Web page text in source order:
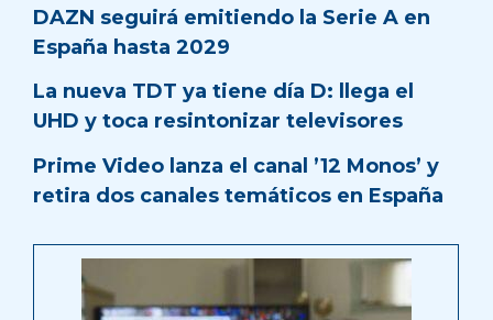
DAZN seguirá emitiendo la Serie A en
España hasta 2029
La nueva TDT ya tiene día D: llega el
UHD y toca resintonizar televisores
Prime Video lanza el canal ’12 Monos’ y
retira dos canales temáticos en España